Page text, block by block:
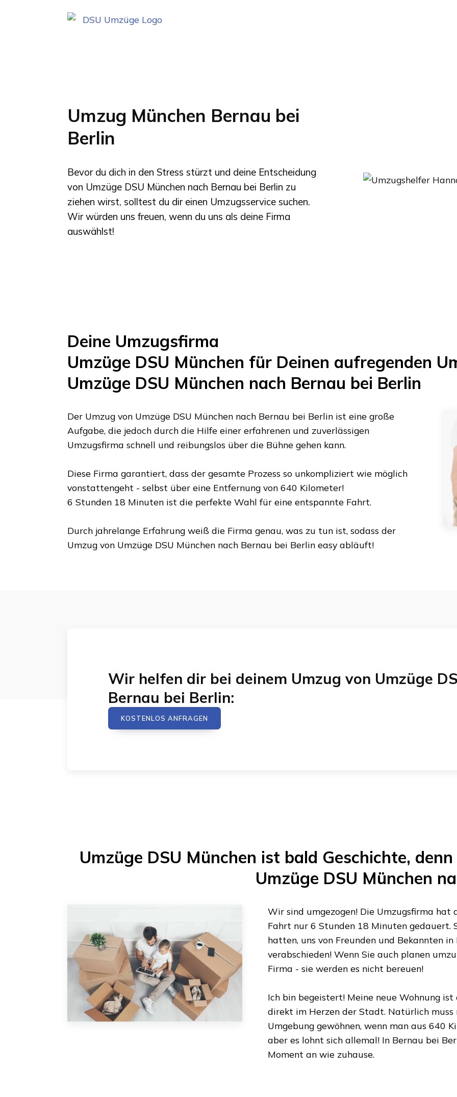
Umzug München Bernau bei
Berlin
Bevor du dich in den Stress stürzt und deine Entscheidung
von Umzüge DSU München nach Bernau bei Berlin zu
ziehen wirst, solltest du dir einen Umzugsservice suchen.
Wir würden uns freuen, wenn du uns als deine Firma
auswählst!
Deine Umzugsfirma
Umzüge DSU München für Deinen aufregenden
Umzüge DSU München nach Bernau bei Berlin
Der Umzug von Umzüge DSU München nach Bernau bei Berlin ist eine große
Aufgabe, die jedoch durch die Hilfe einer erfahrenen und zuverlässigen
Umzugsfirma schnell und reibungslos über die Bühne gehen kann.
Diese Firma garantiert, dass der gesamte Prozess so unkompliziert wie möglich
vonstattengeht - selbst über eine Entfernung von 640 Kilometer!
6 Stunden 18 Minuten ist die perfekte Wahl für eine entspannte Fahrt.
Durch jahrelange Erfahrung weiß die Firma genau, was zu tun ist, sodass der
Umzug von Umzüge DSU München nach Bernau bei Berlin easy abläuft!
Wir helfen dir bei deinem Umzug von Umzüge
Bernau bei Berlin:
KOSTENLOS ANFRAGEN
Umzüge DSU München ist bald Geschichte,
Umzüge DSU München
Wir sind umgezogen! Die Umzugsfirma
Fahrt nur6 Stunden 18 Minuten gedauert.
hatten, uns von Freunden und Bekannten in
verabschieden! Wenn Sie auch planen
Firma - sie werden es nicht bereuen!
Ich bin begeistert! Meine neue Wohnung
direkt im Herzen der Stadt. Natürlich muss
Umgebung gewöhnen, wenn man aus640
aber es lohnt sich allemal! In Bernau bei
Moment an wie zuhause.